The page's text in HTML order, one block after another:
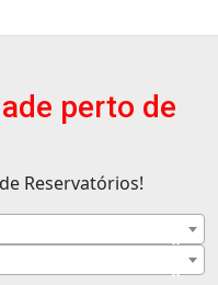
perto de
Reservatórios!
×
×